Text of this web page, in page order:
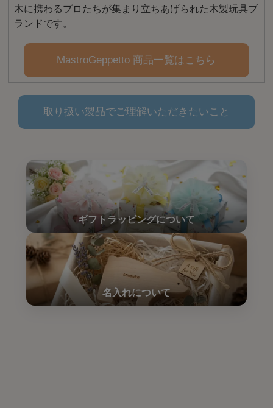
木に携わるプロたちが集まり立ちあげられた木製玩具ブ
ランドです。
MastroGeppetto 商品一覧はこちら
取り扱い製品でご理解いただきたいこと